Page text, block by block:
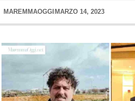
MAREMMAOGGI MARZO 14, 2023